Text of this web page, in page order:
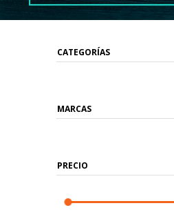
CATEGORÍAS
MARCAS
PRECIO